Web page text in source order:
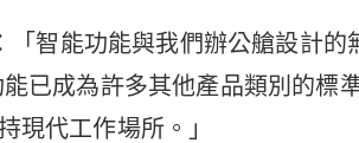
「智能功能與我們辦公艙設計的
已成為許多其他產品類別的標
現代工作場所。」